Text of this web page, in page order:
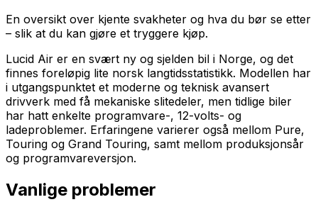
En oversikt over kjente svakheter og hva du bør se etter
– slik at du kan gjøre et tryggere kjøp.
Lucid Air er en svært ny og sjelden bil i Norge, og det
finnes foreløpig lite norsk langtidsstatistikk. Modellen har
i utgangspunktet et moderne og teknisk avansert
drivverk med få mekaniske slitedeler, men tidlige biler
har hatt enkelte programvare-, 12-volts- og
ladeproblemer. Erfaringene varierer også mellom Pure,
Touring og Grand Touring, samt mellom produksjonsår
og programvareversjon.
Vanlige problemer